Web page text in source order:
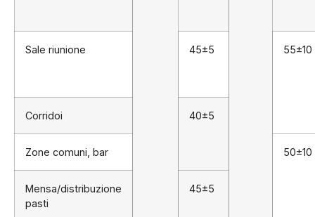
Sale riunione 45±5 55±10
Corridoi 40±5
Zone comuni, bar 50±10
Mensa/distribuzione
pasti
45±5